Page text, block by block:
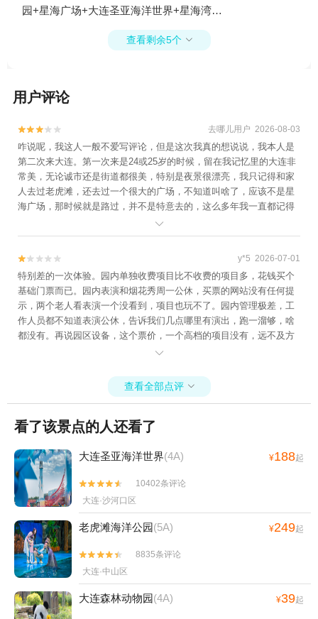
园+星海广场+大连圣亚海洋世界+星海湾海
水浴场+闯关东影视基地+大连港+英歌石植
物园+大连名岛游艇帆船+大连天翔游艇+大
海游艇码头+宁宇号游艇俱乐部+东港游艇码
查看剩余5个 
用户评论

 去哪儿用户 2026-08-03
咋说呢，我这人一般不爱写评论，但是这次我真的想说说，我本人是
第二次来大连。第一次来是24或25岁的时候，留在我记忆里的大连非
常美，无论诚市还是街道都很美，特别是夜景很漂亮，我只记得和家
人去过老虎滩，还去过一个很大的广场，不知道叫啥了，应该不是星
海广场，那时候就是路过，并不是特意去的，这么多年我一直都记得
当时大连带给我震撼，后来结婚有了孩子我甚至在大脑里一直幻想以
后要让孩子去大连上大学，在大连安家，于是就有了我今年的第二次
打破了我脑中一直以来的幻想也可以这么说，这次来大连的体验才是
最真实的。第一天去老虎滩，总体来说我觉得没有哈尔滨极地馆好，
如果去过极地馆和老虎滩做一次对比就知道了，园里卖东西的物价还
行，贵但能接受。除了去老虎滩做车可以直达，剩下的去拾贝湾，去
森林动物园，去发现王国，就没有能直达的车，总是得再倒一下车，
很麻烦。拾贝湾的体验感也不错，除了倒车以外，发现王国物价贵的
惊人，钱都不是钱了，一杯饮料卖30多，尖叫15元一瓶，卖十块钱我
一直在排队和沈阳方特不能比，沈阳方特也排队，但是体验感很棒，
我就挺纳闷的怎么我去的这几个地方，门口一点啥醒目的标志都没
志都没有，拾贝湾也是一样，森林动物园虽然现在东北超免费不花
冰很好，一个好吃，一个解暑。


 y*5 2026-07-01
特别差的一次体验。园内单独收费项目比不收费的项目多，花钱买个
基础门票而已。园内表演和烟花秀周一公休，买票的网站没有任何提
示，两个老人看表演一个没看到，项目也玩不了。园内管理极差，工
作人员都不知道表演公休，告诉我们几点哪里有演出，跑一溜够，啥
都没有。再说园区设备，这个票价，一个高档的项目没有，远不及方
特、迪士尼、欢乐谷等游乐场。差评

查看全部点评 
看了该景点的人还看了
大连圣亚海洋世界(4A) ¥188起


10402条评论
大连·沙河口区
老虎滩海洋公园(5A) ¥249起


8835条评论
大连·中山区
大连森林动物园(4A) ¥39起